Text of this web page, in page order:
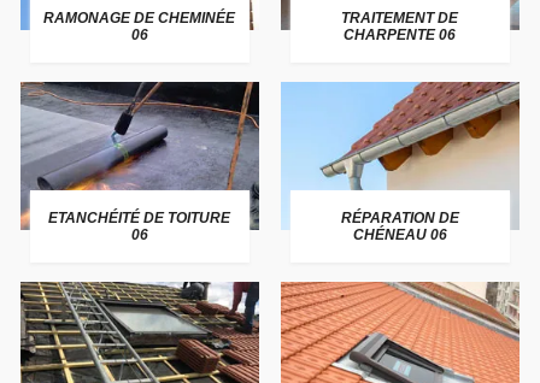
RAMONAGE DE CHEMINÉE
06
TRAITEMENT DE
CHARPENTE 06
ETANCHÉITÉ DE TOITURE
06
RÉPARATION DE
CHÉNEAU 06